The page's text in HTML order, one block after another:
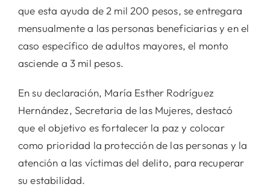
que esta ayuda de 2 mil 200 pesos, se entregara
mensualmente a las personas beneficiarias y en el
caso específico de adultos mayores, el monto
asciende a 3 mil pesos.
En su declaración, María Esther Rodríguez
Hernández, Secretaria de las Mujeres, destacó
que el objetivo es fortalecer la paz y colocar
como prioridad la protección de las personas y la
atención a las víctimas del delito, para recuperar
su estabilidad.